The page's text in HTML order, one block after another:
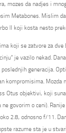
mozes da nadjes i
Metabones. Mislim
II koji kosta nesto
koji se zatvore za dve
je vazilo nekad.
generacija.
kompromisima. Mozda
Otus objektivi, koji
govorim o ceni).
2.8, odnosno f/11.
razume sta je u